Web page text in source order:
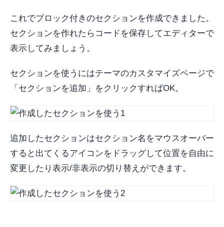
これでブロック付きのセクションを作成できました。
セクションを作れたらコードを保存してエディターで
表示してみましょう。
セクションを使うにはテーマのカスタマイズページで
「セクションを追加」をクリックすればOK。
追加したセクションはセクション名をマウスオーバー
すると出てくるアイコンをドラッグして位置を自由に
変更したり表示/非表示の切り替えができます。